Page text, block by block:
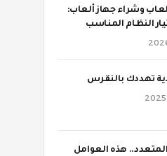
وشراء جهاز ألعاب:
النظام المناسب
تهددك بالنقرس
هذه العوامل